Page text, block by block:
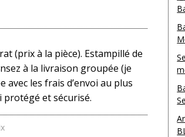
(prix à la pièce). Estampillé de
à la livraison groupée (je
les frais d’envoi au plus
protégé et sécurisé.